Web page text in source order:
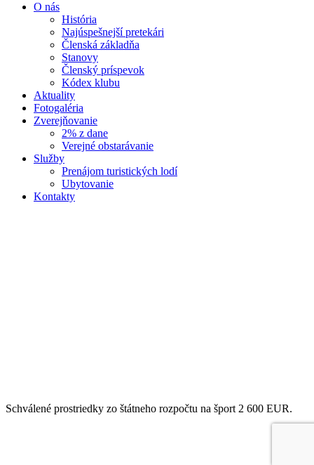
O nás
História
Najúspešnejší pretekári
Členská základňa
Stanovy
Členský príspevok
Kódex klubu
Aktuality
Fotogaléria
Zverejňovanie
2% z dane
Verejné obstarávanie
Služby
Prenájom turistických lodí
Ubytovanie
Kontakty
Schválené prostriedky zo štátneho rozpočtu na šport 2 600 EUR.